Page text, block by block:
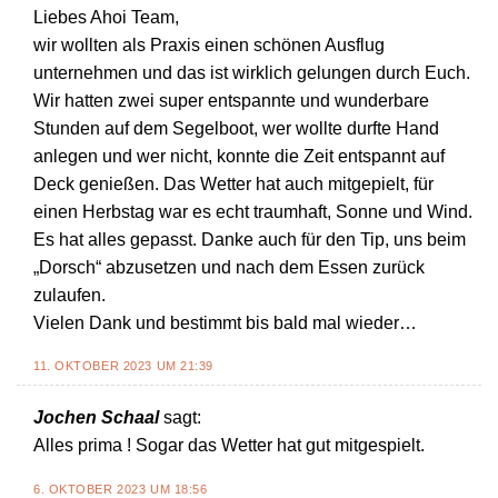
Liebes Ahoi Team,
wir wollten als Praxis einen schönen Ausflug
unternehmen und das ist wirklich gelungen durch Euch.
Wir hatten zwei super entspannte und wunderbare
Stunden auf dem Segelboot, wer wollte durfte Hand
anlegen und wer nicht, konnte die Zeit entspannt auf
Deck genießen. Das Wetter hat auch mitgepielt, für
einen Herbstag war es echt traumhaft, Sonne und Wind.
Es hat alles gepasst. Danke auch für den Tip, uns beim
„Dorsch“ abzusetzen und nach dem Essen zurück
zulaufen.
Vielen Dank und bestimmt bis bald mal wieder…
11. OKTOBER 2023 UM 21:39
Jochen Schaal sagt:
Alles prima ! Sogar das Wetter hat gut mitgespielt.
6. OKTOBER 2023 UM 18:56